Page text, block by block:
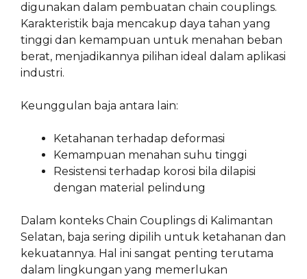
digunakan dalam pembuatan chain couplings.
Karakteristik baja mencakup daya tahan yang
tinggi dan kemampuan untuk menahan beban
berat, menjadikannya pilihan ideal dalam aplikasi
industri.
Keunggulan baja antara lain:
Ketahanan terhadap deformasi
Kemampuan menahan suhu tinggi
Resistensi terhadap korosi bila dilapisi
dengan material pelindung
Dalam konteks Chain Couplings di Kalimantan
Selatan, baja sering dipilih untuk ketahanan dan
kekuatannya. Hal ini sangat penting terutama
dalam lingkungan yang memerlukan